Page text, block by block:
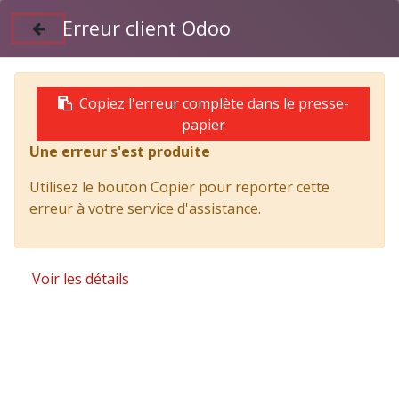
Suivez nous sur Facebook
Products
Benne à ordures acier ADDAX 2m³ avec lève-
conteneur
Erreur client Odoo
Copiez l'erreur complète dans le presse-
papier
Une erreur s'est produite
Utilisez le bouton Copier pour reporter cette
erreur à votre service d'assistance.
Voir les détails